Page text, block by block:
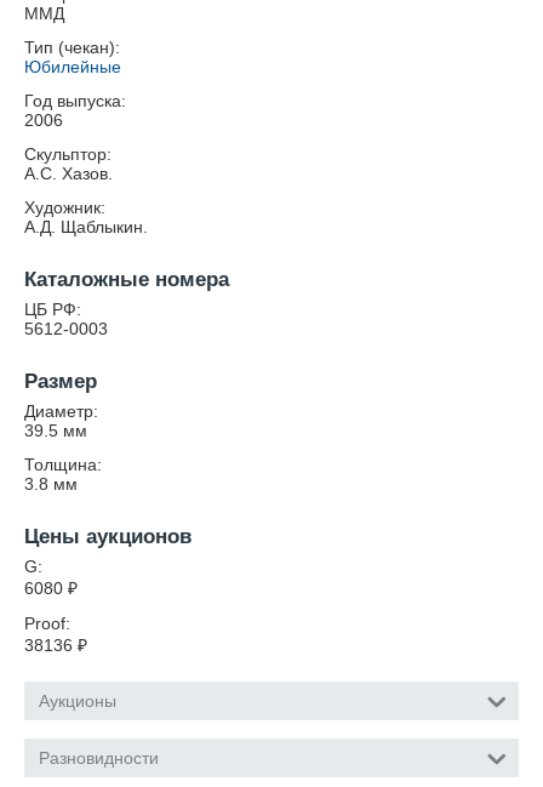
ММД
Тип (чекан):
Юбилейные
Год выпуска:
2006
Скульптор:
А.С. Хазов.
Художник:
А.Д. Щаблыкин.
Каталожные номера
ЦБ РФ:
5612-0003
Размер
Диаметр:
39.5 мм
Толщина:
3.8 мм
Цены аукционов
G:
6080 ₽
Proof:
38136 ₽
Аукционы
Разновидности